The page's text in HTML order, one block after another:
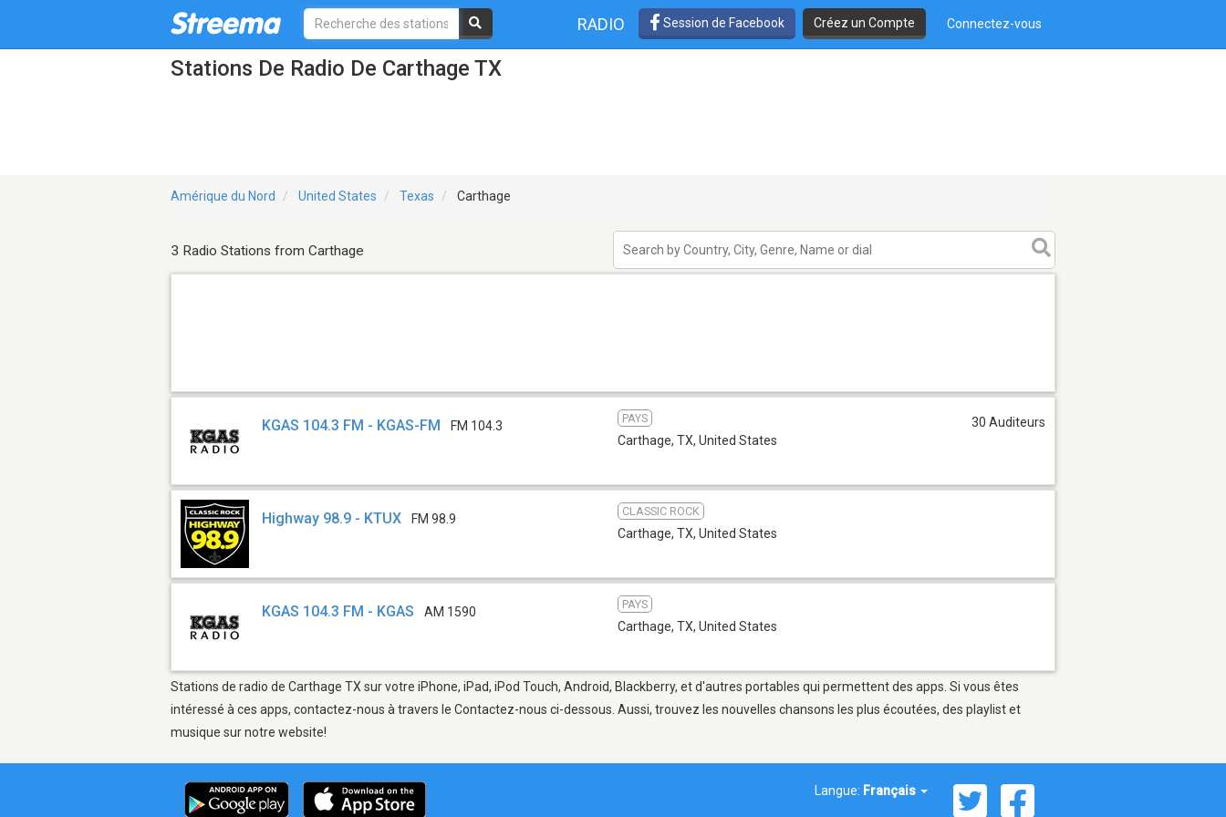
RADIO Session de Facebook Créez un Compte Connectez-vous
Stations De Radio De Carthage TX
Amérique du Nord United States Texas Carthage
3 Radio Stations from Carthage
KGAS 104.3 FM - KGAS-FM FM 104.3
PAYS
Carthage, TX, United States
30 Auditeurs
Highway 98.9 - KTUX FM 98.9
CLASSIC ROCK
Carthage, TX, United States
KGAS 104.3 FM - KGAS AM 1590
PAYS
Carthage, TX, United States
Stations de radio de Carthage TX sur votre iPhone, iPad, iPod Touch, Android, Blackberry, et d'autres portables qui permettent des apps. Si vous êtes
intéressé à ces apps, contactez-nous à travers le Contactez-nous ci-dessous. Aussi, trouvez les nouvelles chansons les plus écoutées, des playlist et
musique sur notre website!
Langue: Français